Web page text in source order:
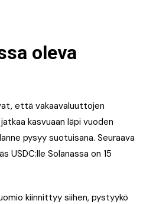
oleva
että vakaavaluuttojen
kasvuaan läpi vuoden
pysyy suotuisana. Seuraava
USDC:lle Solanassa on 15
kiinnittyy siihen, pystyykö